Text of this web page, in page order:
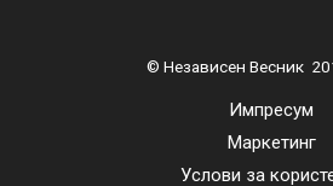
© Независен Весник
Импресум
Маркетинг
Услови за